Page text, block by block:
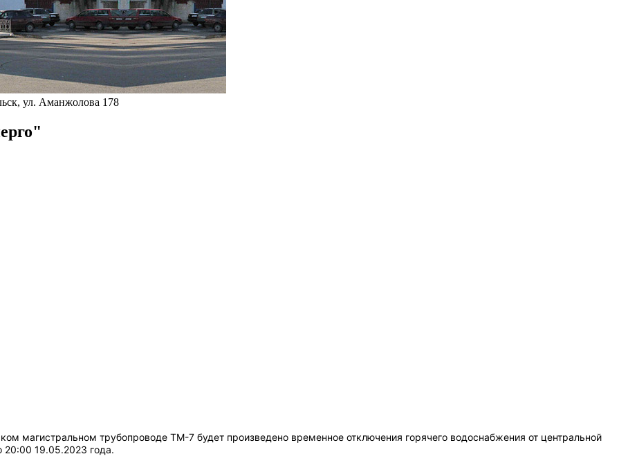
магистральном трубопроводе ТМ-7 будет произведено временное отключения горячего водоснабжения от центральной
20:00 19.05.2023 года.